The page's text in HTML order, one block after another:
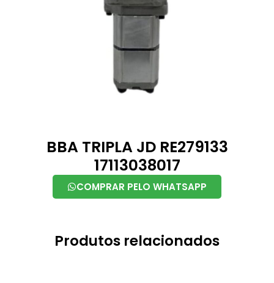
BBA TRIPLA JD RE279133
17113038017
COMPRAR PELO WHATSAPP
Produtos relacionados